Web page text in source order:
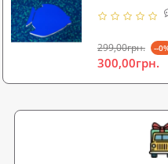
299,00грн. --
300,00грн.